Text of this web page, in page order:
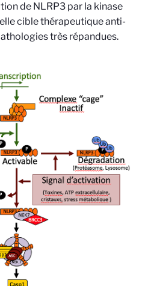
de NLRP3 par la kinase
cible thérapeutique anti-
très répandues.